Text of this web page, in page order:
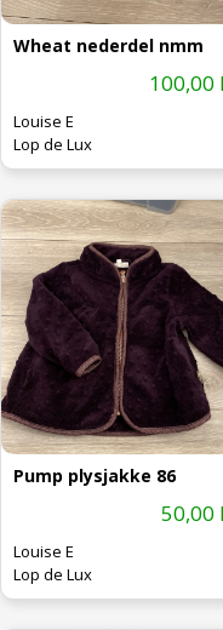
Wheat nederdel nmm
100,00
Louise E
Lop de Lux
Pump plysjakke 86
50,00
Louise E
Lop de Lux